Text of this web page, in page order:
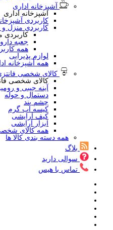
آشپزخانه اداری
آشپزخانه اداری
کاربردی
کاربردی منزل و
کاربردی
جعبه دارو
همه
لوازم پذیرایی
همه آشپزخانه
کالای شخصی
کالای شخصی
آینه جیبی و
دستمال و حوله
چشم بند
کیسه آب گرم
کیف آرایشی
ابزار آرایشی
همه کالای
همه دسته بندی کالا ها
بلاگ
سوالی دارید
تماس با هیس